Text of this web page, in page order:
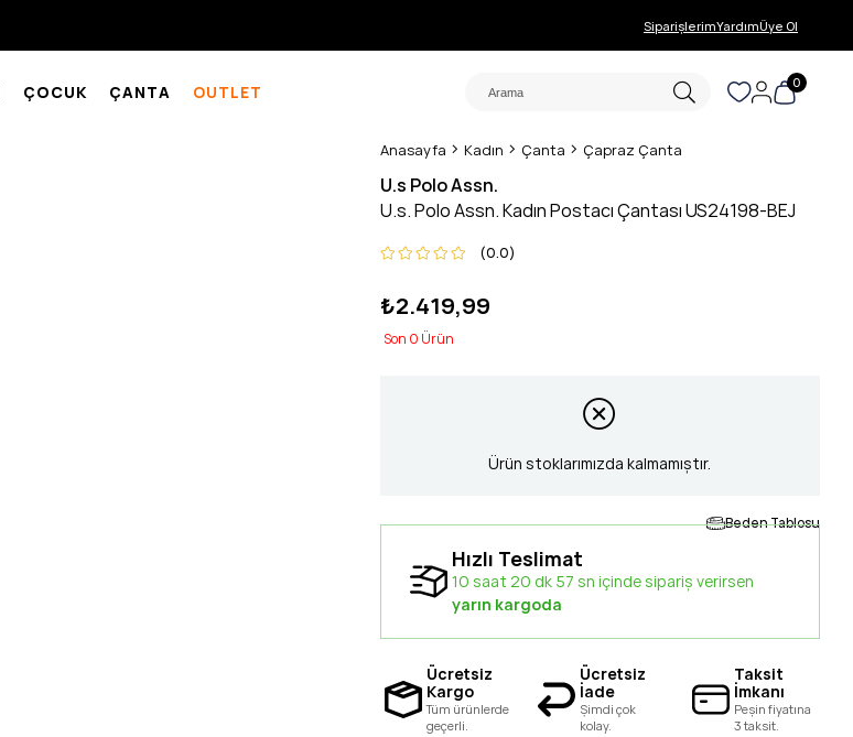
SiparişlerimYardımÜye Ol
ÇOCUK ÇANTA OUTLET 0
Anasayfa Kadın Çanta Çapraz Çanta
U.s Polo Assn.
U.s. Polo Assn. Kadın Postacı Çantası US24198-BEJ
0.0
₺2.419,99
0
Ürün stoklarımızda kalmamıştır.
Beden Tablosu
Hızlı Teslimat
10 saat 20 dk 56 sn içinde sipariş verirsen
yarın kargoda
Ücretsiz
Kargo
Tüm ürünlerde
geçerli.
Ücretsiz
İade
Şimdi çok
kolay.
Taksit
İmkanı
Peşin fiyatına
3 taksit.